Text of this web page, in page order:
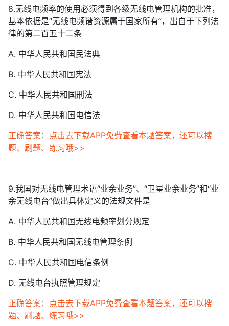
8.无线电频率的使用必须得到各级无线电管理机构的批准，
基本依据是“无线电频谱资源属于国家所有”，出自于下列法
律的第二百五十二条
A. 中华人民共和国民法典
B. 中华人民共和国宪法
C. 中华人民共和国刑法
D. 中华人民共和国电信法
正确答案：点击去下载APP免费查看本题答案，还可以搜
题、刷题、练习哦>>
9.我国对无线电管理术语“业余业务”、“卫星业余业务”和“业
余无线电台”做出具体定义的法规文件是
A. 中华人民共和国无线电频率划分规定
B. 中华人民共和国无线电管理条例
C. 中华人民共和国电信条例
D. 无线电台执照管理规定
正确答案：点击去下载APP免费查看本题答案，还可以搜
题、刷题、练习哦>>